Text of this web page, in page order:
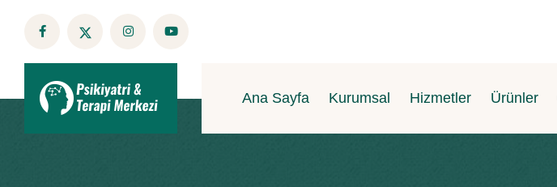
Ana Sayfa Kurumsal Hizmetler Ürünler